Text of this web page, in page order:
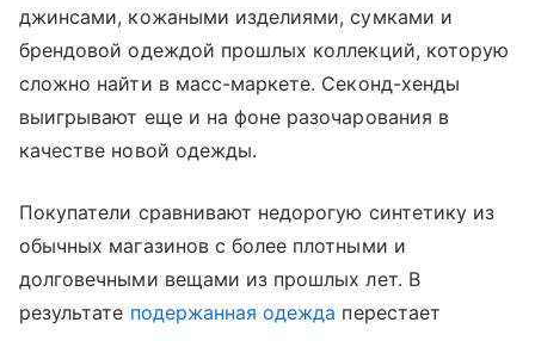
джинсами, кожаными изделиями, сумками и
брендовой одеждой прошлых коллекций, которую
сложно найти в масс-маркете. Секонд-хенды
выигрывают еще и на фоне разочарования в
качестве новой одежды.
Покупатели сравнивают недорогую синтетику из
обычных магазинов с более плотными и
долговечными вещами из прошлых лет. В
результате подержанная одежда перестает